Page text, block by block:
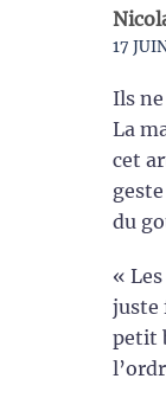
17
Ils
La
cet
du
«
juste
petit